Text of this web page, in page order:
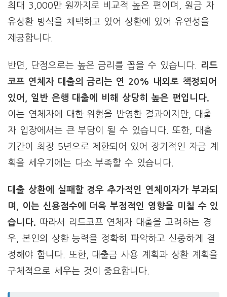
최대 3,000만 원까지로 비교적 높은 편이며, 원금 자
유상환 방식을 채택하고 있어 상환에 있어 유연성을
제공합니다.
반면, 단점으로는 높은 금리를 꼽을 수 있습니다.
리드
코프 연체자 대출의 금리는 연 20% 내외로 책정되어
있어, 일반 은행 대출에 비해 상당히 높은 편입니다.
이는 연체자에 대한 위험을 반영한 결과이지만, 대출
자 입장에서는 큰 부담이 될 수 있습니다. 또한, 대출
기간이 최장 5년으로 제한되어 있어 장기적인 자금 계
획을 세우기에는 다소 부족할 수 있습니다.
대출 상환에 실패할 경우 추가적인 연체이자가 부과되
며, 이는 신용점수에 더욱 부정적인 영향을 미칠 수 있
습니다. 따라서 리드코프 연체자 대출을 고려하는 경
우, 본인의 상환 능력을 정확히 파악하고 신중하게 결
정해야 합니다. 또한, 대출금 사용 계획과 상환 계획을
구체적으로 세우는 것이 중요합니다.